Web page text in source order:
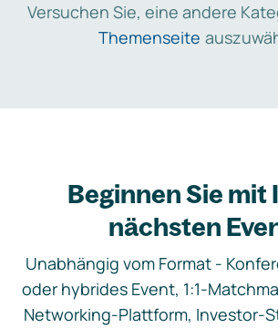
Versuchen Sie, eine andere
Themenseite
Beginnen Sie mit
nächsten
Unabhängig vom Format -
oder hybrides Event, 1:1-
Networking-Plattform, Investor-